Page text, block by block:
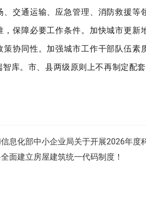
、交通运输、应急管理、消防救援
，保障必要工作条件。加快城市更
策协同性。加强城市工作干部队伍
库。市、县两级原则上不再制定配
息化部中小企业局关于开展2026年度
面建立房屋建筑统一代码制度！